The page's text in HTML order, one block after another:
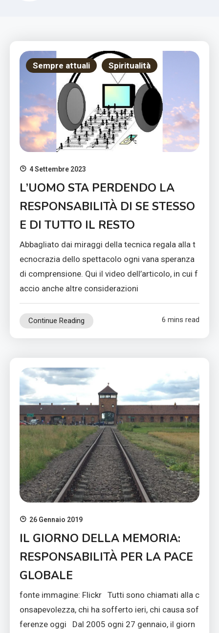
Sempre attuali Spiritualità
4 Settembre 2023
L’UOMO STA PERDENDO LA
RESPONSABILITÀ DI SE STESSO
E DI TUTTO IL RESTO
Abbagliato dai miraggi della tecnica regala alla t
ecnocrazia dello spettacolo ogni vana speranza
di comprensione. Qui il video dell’articolo, in cui f
accio anche altre considerazioni
Continue Reading 6 mins read
26 Gennaio 2019
IL GIORNO DELLA MEMORIA:
RESPONSABILITÀ PER LA PACE
GLOBALE
fonte immagine: Flickr Tutti sono chiamati alla c
onsapevolezza, chi ha sofferto ieri, chi causa sof
ferenze oggi Dal 2005 ogni 27 gennaio, il giorn